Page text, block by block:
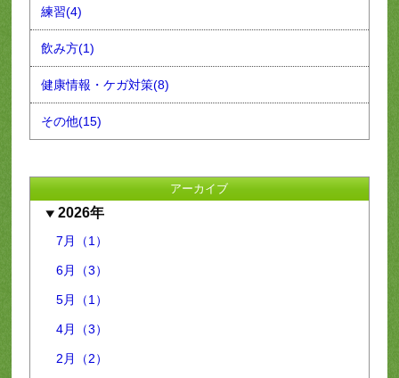
練習(4)
飲み方(1)
健康情報・ケガ対策(8)
その他(15)
アーカイブ
2026年
7月（1）
6月（3）
5月（1）
4月（3）
2月（2）